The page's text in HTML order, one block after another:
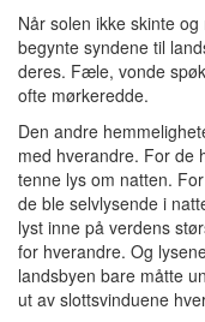
Når solen ikke skinte
begynte syndene til
deres. Fæle, vonde
ofte mørkeredde.
Den andre
med hverandre. For de
tenne lys om natten.
de ble selvlysende i
lyst inne på verdens
for hverandre. Og
landsbyen bare måtte
ut av slottsvinduene